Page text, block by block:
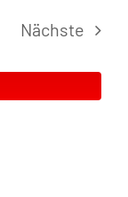
Nächste